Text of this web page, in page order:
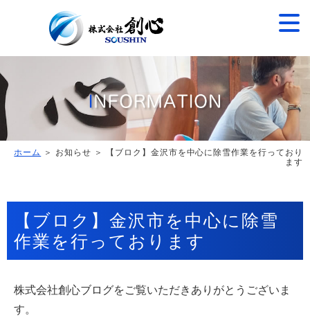
ホーム
＞ お知らせ ＞ 【ブロク】金沢市を中心に除雪作業を行っており
ます
【ブロク】金沢市を中心に除雪
作業を行っております
株式会社創心ブログをご覧いただきありがとうございま
す。